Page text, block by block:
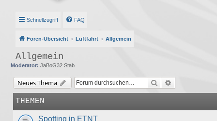
Schnellzugriff FAQ
Foren-Übersicht Luftfahrt Allgemein
Allgemein
Moderator: JaBoG32 Stab
Neues Thema Suche
THEMEN
Spotting in ETNT